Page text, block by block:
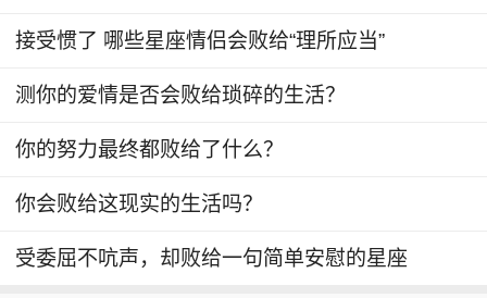
他们经常这样吃亏是比较傻的。
接受惯了 哪些星座情侣会败给“理所应当”
测你的爱情是否会败给琐碎的生活？
你的努力最终都败给了什么？
你会败给这现实的生活吗？
受委屈不吭声，却败给一句简单安慰的星座